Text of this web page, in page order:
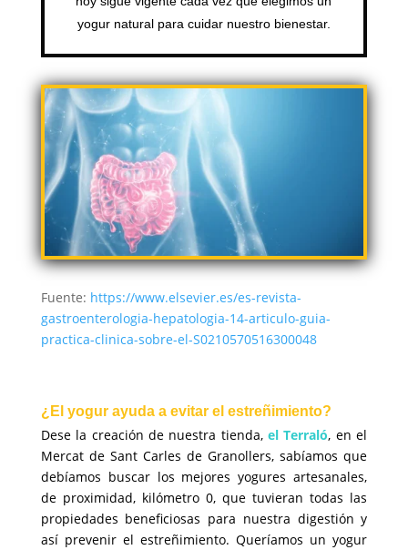
yogur natural para cuidar nuestro bienestar.
Fuente: https://www.elsevier.es/es-revista-
gastroenterologia-hepatologia-14-articulo-guia-
practica-clinica-sobre-el-S0210570516300048
¿El yogur ayuda a evitar el estreñimiento?
Dese la creación de nuestra tienda,el Terraló, en el
Mercat de Sant Carles de Granollers, sabíamos que
debíamos buscar los mejores yogures artesanales,
de proximidad, kilómetro 0, que tuvieran todas las
propiedades beneficiosas para nuestra digestión y
así prevenir el estreñimiento. Queríamos un yogur